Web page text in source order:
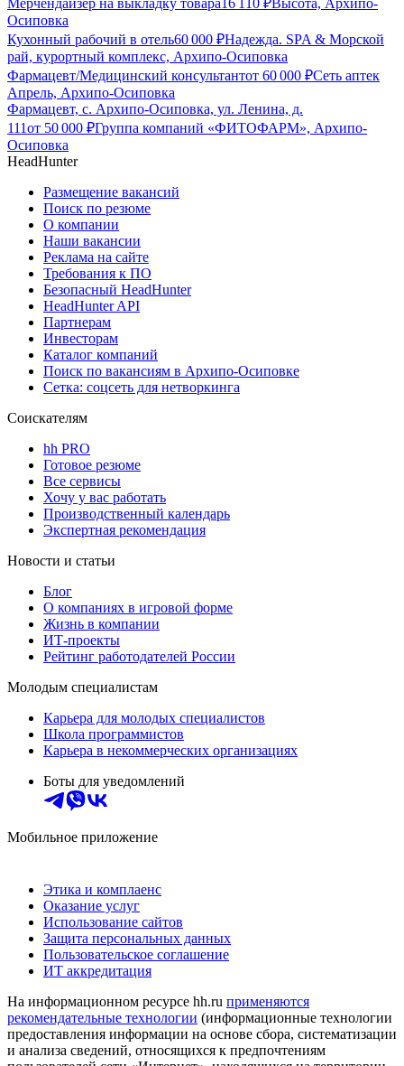
Мерчендайзер на выкладку товара16 110 ₽Высота, Архипо-
Осиповка
Кухонный рабочий в отель60 000 ₽Надежда. SPA & Морской
рай, курортный комплекс, Архипо-Осиповка
Фармацевт/Медицинский консультантот 60 000 ₽Сеть аптек
Апрель, Архипо-Осиповка
Фармацевт, с. Архипо-Осиповка, ул. Ленина, д.
111от 50 000 ₽Группа компаний «ФИТОФАРМ», Архипо-
Осиповка
HeadHunter
Размещение вакансий
Поиск по резюме
О компании
Наши вакансии
Реклама на сайте
Требования к ПО
Безопасный HeadHunter
HeadHunter API
Партнерам
Инвесторам
Каталог компаний
Поиск по вакансиям в Архипо-Осиповке
Сетка: соцсеть для нетворкинга
Соискателям
hh PRO
Готовое резюме
Все сервисы
Хочу у вас работать
Производственный календарь
Экспертная рекомендация
Новости и статьи
Блог
О компаниях в игровой форме
Жизнь в компании
ИТ-проекты
Рейтинг работодателей России
Молодым специалистам
Карьера для молодых специалистов
Школа программистов
Карьера в некоммерческих организациях
Боты для уведомлений
Мобильное приложение
Этика и комплаенс
Оказание услуг
Использование сайтов
Защита персональных данных
Пользовательское соглашение
ИТ аккредитация
На информационном ресурсе hh.ru применяются
рекомендательные технологии (информационные технологии
предоставления информации на основе сбора, систематизации
и анализа сведений, относящихся к предпочтениям